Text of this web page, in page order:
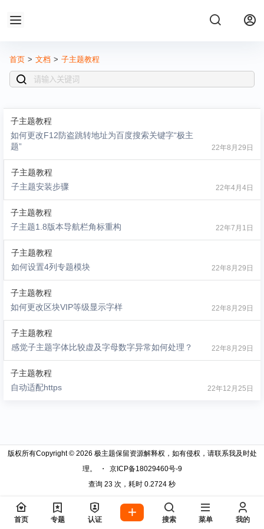
首页 > 文档 > 子主题教程
子主题教程
如何更改F12防盗跳转地址为百度搜索关键字“极主
题”
22年8月29日
子主题教程
子主题安装步骤
22年4月4日
子主题教程
子主题1.8版本导航栏角标重构
22年7月1日
子主题教程
如何设置4列专题模块
22年8月29日
子主题教程
如何更改区块VIP等级显示字样
22年8月29日
子主题教程
感觉子主题字体比较虚及字母数字异常如何处理？
22年8月29日
子主题教程
自动适配https
22年12月25日
版权所有Copyright © 2026 极主题保留资源解释权，如有侵权，请联系我及时处
理。
・
京ICP备18029460号-9
查询 23 次，耗时 0.2724 秒
首页 专题 认证 搜索 菜单 我的